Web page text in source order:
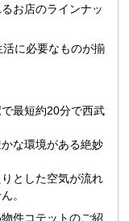
お店のラインナッ
に必要なものが揃
最短約20分で西武
な環境がある絶妙
とした空気が流れ
。
件コテットのご紹